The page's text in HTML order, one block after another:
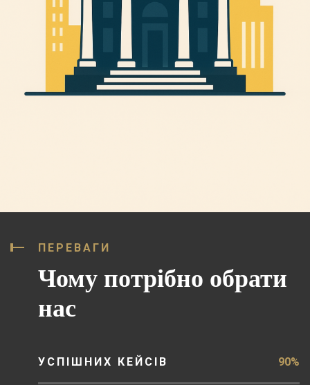
ПЕРЕВАГИ
Чому потрібно обрати
нас
УСПІШНИХ КЕЙСІВ 90%